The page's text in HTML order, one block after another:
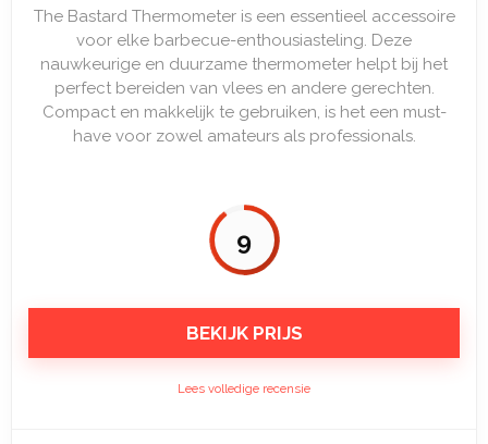
The Bastard Thermometer is een essentieel accessoire
voor elke barbecue-enthousiasteling. Deze
nauwkeurige en duurzame thermometer helpt bij het
perfect bereiden van vlees en andere gerechten.
Compact en makkelijk te gebruiken, is het een must-
have voor zowel amateurs als professionals.
9
BEKIJK PRIJS
Lees volledige recensie